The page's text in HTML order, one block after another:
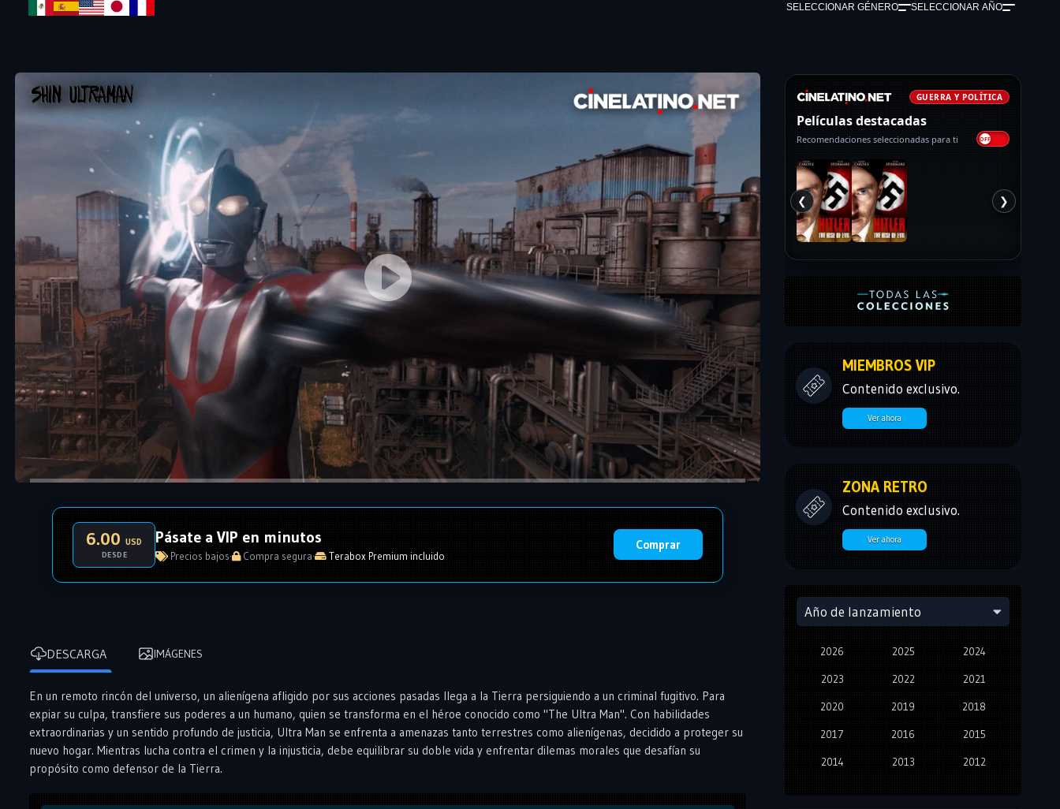
SELECCIONAR GÉNERO SELECCIONAR AÑO
6.00USD
DESDE
Pásate a VIP en minutos
Precios bajos· Compra segura· Terabox Premium incluido
Comprar
DESCARGA IMÁGENES
En un remoto rincón del universo, un alienígena afligido por sus acciones pasadas llega a la Tierra persiguiendo a un criminal fugitivo. Para
expiar su culpa, transfiere sus poderes a un humano, quien se transforma en el héroe conocido como "The Ultra Man". Con habilidades
extraordinarias y un sentido profundo de justicia, Ultra Man se enfrenta a amenazas tanto terrestres como alienígenas, decidido a proteger su
nuevo hogar. Mientras lucha contra el crimen y la injusticia, debe equilibrar su doble vida y enfrentar dilemas morales que desafían su
propósito como defensor de la Tierra.
GUERRA Y POLÍTICA
Películas destacadas
Recomendaciones seleccionadas para ti
❮ ❯
MIEMBROS VIP
Contenido exclusivo.
Ver ahora
ZONA RETRO
Contenido exclusivo.
Ver ahora
Año de lanzamiento
2026 2025 2024
2023 2022 2021
2020 2019 2018
2017 2016 2015
2014 2013 2012